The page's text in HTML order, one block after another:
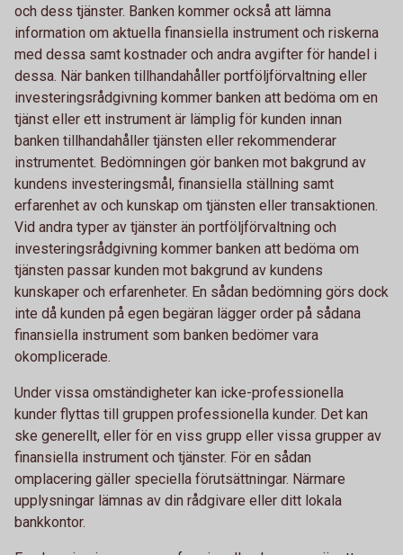
och dess tjänster. Banken kommer också att lämna
information om aktuella finansiella instrument och riskerna
med dessa samt kostnader och andra avgifter för handel i
dessa. När banken tillhandahåller portföljförvaltning eller
investeringsrådgivning kommer banken att bedöma om en
tjänst eller ett instrument är lämplig för kunden innan
banken tillhandahåller tjänsten eller rekommenderar
instrumentet. Bedömningen gör banken mot bakgrund av
kundens investeringsmål, finansiella ställning samt
erfarenhet av och kunskap om tjänsten eller transaktionen.
Vid andra typer av tjänster än portföljförvaltning och
investeringsrådgivning kommer banken att bedöma om
tjänsten passar kunden mot bakgrund av kundens
kunskaper och erfarenheter. En sådan bedömning görs dock
inte då kunden på egen begäran lägger order på sådana
finansiella instrument som banken bedömer vara
okomplicerade.
Under vissa omständigheter kan icke-professionella
kunder flyttas till gruppen professionella kunder. Det kan
ske generellt, eller för en viss grupp eller vissa grupper av
finansiella instrument och tjänster. För en sådan
omplacering gäller speciella förutsättningar. Närmare
upplysningar lämnas av din rådgivare eller ditt lokala
bankkontor.